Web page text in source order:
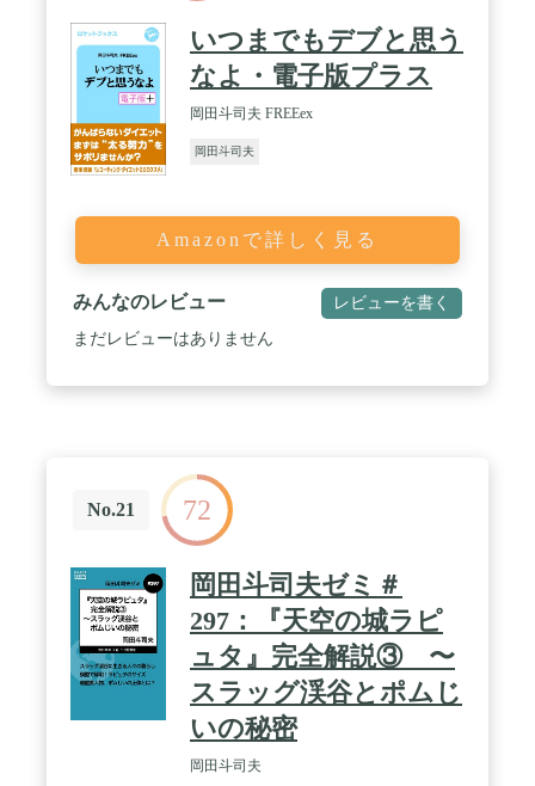
いつまでもデブと思う
なよ・電子版プラス
岡田斗司夫 FREEex
岡田斗司夫
Amazonで詳しく見る
みんなのレビュー レビューを書く
まだレビューはありません
No.21 72
岡田斗司夫ゼミ＃
297：『天空の城ラピ
ュタ』完全解説③ 〜
スラッグ渓谷とポムじ
いの秘密
岡田斗司夫